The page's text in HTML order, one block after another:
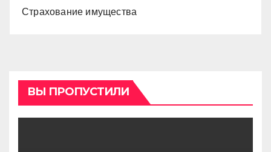
Страхование имущества
ВЫ ПРОПУСТИЛИ